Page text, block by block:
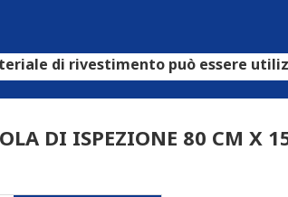
può essere utilizzato
DI ISPEZIONE 80 CM X